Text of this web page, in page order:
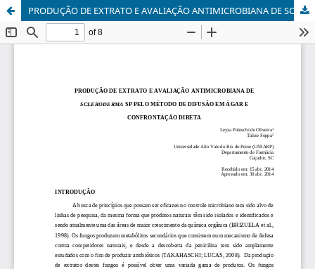
PRODUÇÃO DE EXTRATO E AVALIAÇÃO ANTIMICROBIANA DE SCLERODERMA SP PELO MÉTODO DE DIFUSÃO EM ÁGAR E CONFRONTAÇÃO DIRETA